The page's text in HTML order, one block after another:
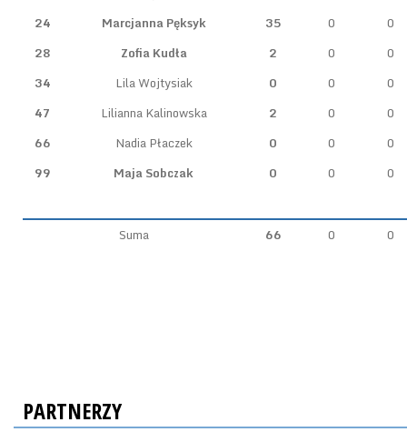
24
Marcjanna Pęksyk 35 0
0
28
Zofia Kudła 2 0
0
34
Lila Wojtysiak 0 0
0
47
Lilianna Kalinowska 2 0
0
66
Nadia Płaczek 0 0
0
99
Maja Sobczak 0 0 0
Suma 66 0 0
PARTNERZY